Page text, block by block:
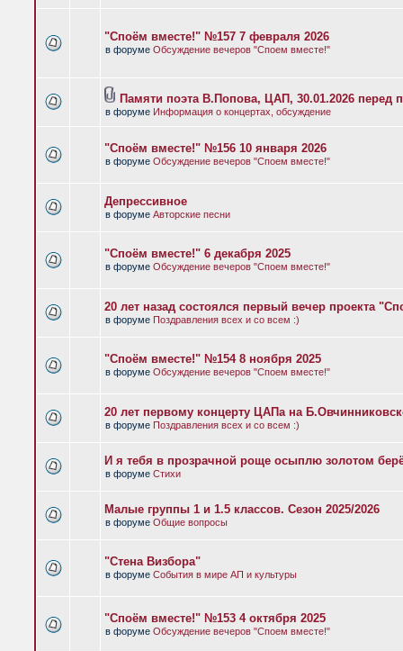
"Споём вместе!" №157 7 февраля 2026
в форуме Обсуждение вечеров "Споем вместе!"
Памяти поэта В.Попова, ЦАП, 30.01.2026 перед
в форуме Информация о концертах, обсуждение
"Споём вместе!" №156 10 января 2026
в форуме Обсуждение вечеров "Споем вместе!"
Депрессивное
в форуме Авторские песни
"Споём вместе!" 6 декабря 2025
в форуме Обсуждение вечеров "Споем вместе!"
20 лет назад состоялся первый вечер проекта
в форуме Поздравления всех и со всем :)
"Споём вместе!" №154 8 ноября 2025
в форуме Обсуждение вечеров "Споем вместе!"
20 лет первому концерту ЦАПа на
в форуме Поздравления всех и со всем :)
И я тебя в прозрачной роще осыплю золотом
в форуме Стихи
Малые группы 1 и 1.5 классов. Сезон 2025/2026
в форуме Общие вопросы
"Стена Визбора"
в форуме События в мире АП и культуры
"Споём вместе!" №153 4 октября 2025
в форуме Обсуждение вечеров "Споем вместе!"